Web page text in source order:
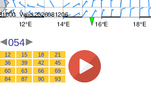
054
12 15 18
21
36 39 42
45
60 63 66
69
84 87 90 93